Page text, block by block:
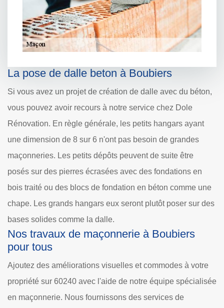
La pose de dalle beton à Boubiers
Si vous avez un projet de création de dalle avec du béton,
vous pouvez avoir recours à notre service chez Dole
Rénovation. En règle générale, les petits hangars ayant
une dimension de 8 sur 6 n'ont pas besoin de grandes
maçonneries. Les petits dépôts peuvent de suite être
posés sur des pierres écrasées avec des fondations en
bois traité ou des blocs de fondation en béton comme une
chape. Les grands hangars eux seront plutôt poser sur des
bases solides comme la dalle.
Nos travaux de maçonnerie à Boubiers
pour tous
Ajoutez des améliorations visuelles et commodes à votre
propriété sur 60240 avec l'aide de notre équipe spécialisée
en maçonnerie. Nous fournissons des services de